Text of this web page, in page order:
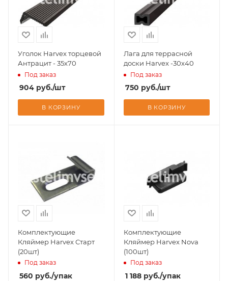
Уголок Harvex торцевой
Антрацит - 35х70
Под заказ
904 руб./шт
В КОРЗИНУ
Лага для террасной
доски Harvex -30х40
Под заказ
750 руб./шт
В КОРЗИНУ
Комплектующие
Кляймер Harvex Старт
(20шт)
Под заказ
560 руб./упак
Комплектующие
Кляймер Harvex Nova
(100шт)
Под заказ
1 188руб./упак